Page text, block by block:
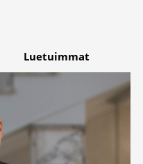
Luetuimmat